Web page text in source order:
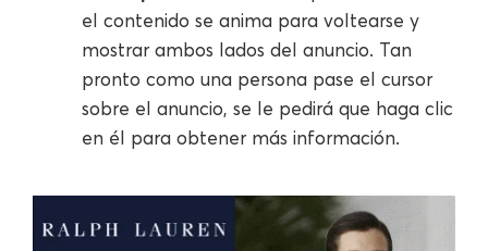
el contenido se anima para voltearse y
mostrar ambos lados del anuncio. Tan
pronto como una persona pase el cursor
sobre el anuncio, se le pedirá que haga clic
en él para obtener más información.